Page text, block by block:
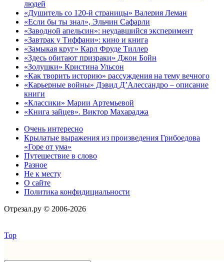
людей
«Душитель со 120-й страницы» Валерия Леман
«Если бы ты знал», Эльчин Сафарли
«Заводной апельсин»: неудавшийся эксперимент
«Завтрак у Тиффани»: кино и книга
«Замыкая круг» Карл Фруде Тиллер
«Здесь обитают призраки» Джон Бойн
«Золушки» Кристина Ульсон
«Как творить историю» рассуждения на тему вечного
«Карьерные войны» Дэвид Д’Алессандро – описание
книги
«Классики» Марии Артемьевой
«Книга зайцев». Виктор Махараджа
Очень интересно
Крылатые выражения из произведения Грибоедова
«Горе от ума»
Путешествие в слово
Разное
Не к месту
О сайте
Политика конфидициальности
Отрезал.ру © 2006-2026
Top